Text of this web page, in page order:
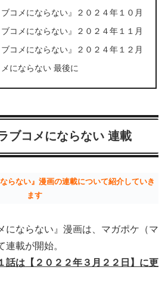
ブコメにならない』２０２４年１０月
ブコメにならない』２０２４年１１月
ブコメにならない』２０２４年１２月
にならない 最後に
ブコメにならない 連載
らない』漫画の連載について紹介していき
ます
にならない』漫画は、マガポケ（マ
連載が開始。
話は【２０２２年３月２２日】に更